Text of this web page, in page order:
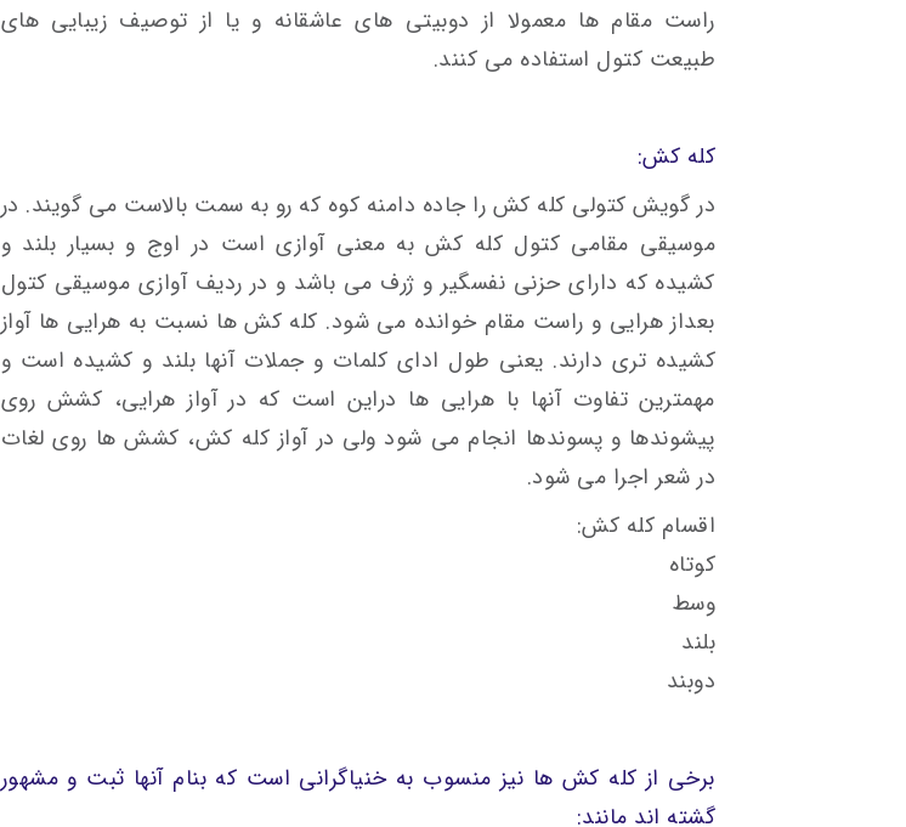
راست مقام ها معمولا از دوبیتی های عاشقانه و یا از توصیف زیبایی های
طبیعت کتول استفاده می کنند.
کله کش:
در گویش کتولی کله کش را جاده دامنه کوه که رو به سمت بالاست می گویند. در
موسیقی مقامی کتول کله کش به معنی آوازی است در اوج و بسیار بلند و
کشیده که دارای حزنی نفسگیر و ژرف می باشد و در ردیف آوازی موسیقی کتول
بعداز هرایی و راست مقام خوانده می شود. کله کش ها نسبت به هرایی ها آواز
کشیده تری دارند. یعنی طول ادای کلمات و جملات آنها بلند و کشیده است و
مهمترین تفاوت آنها با هرایی ها دراین است که در آواز هرایی، کشش روی
پیشوندها و پسوندها انجام می شود ولی در آواز کله کش، کشش ها روی لغات
در شعر اجرا می شود.
اقسام کله کش:
کوتاه
وسط
بلند
دوبند
برخی از کله کش ها نیز منسوب به خنیاگرانی است که بنام آنها ثبت و مشهور
گشته اند مانند: